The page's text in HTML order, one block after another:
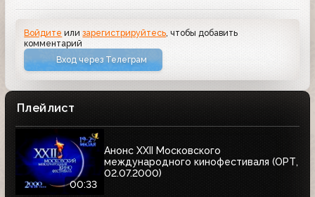
Войдите илизарегистрируйтесь, чтобы добавить
комментарий
Вход через Телеграм
Плейлист
00:33
Анонс XXII Московского
международного кинофестиваля (ОРТ,
02.07.2000)